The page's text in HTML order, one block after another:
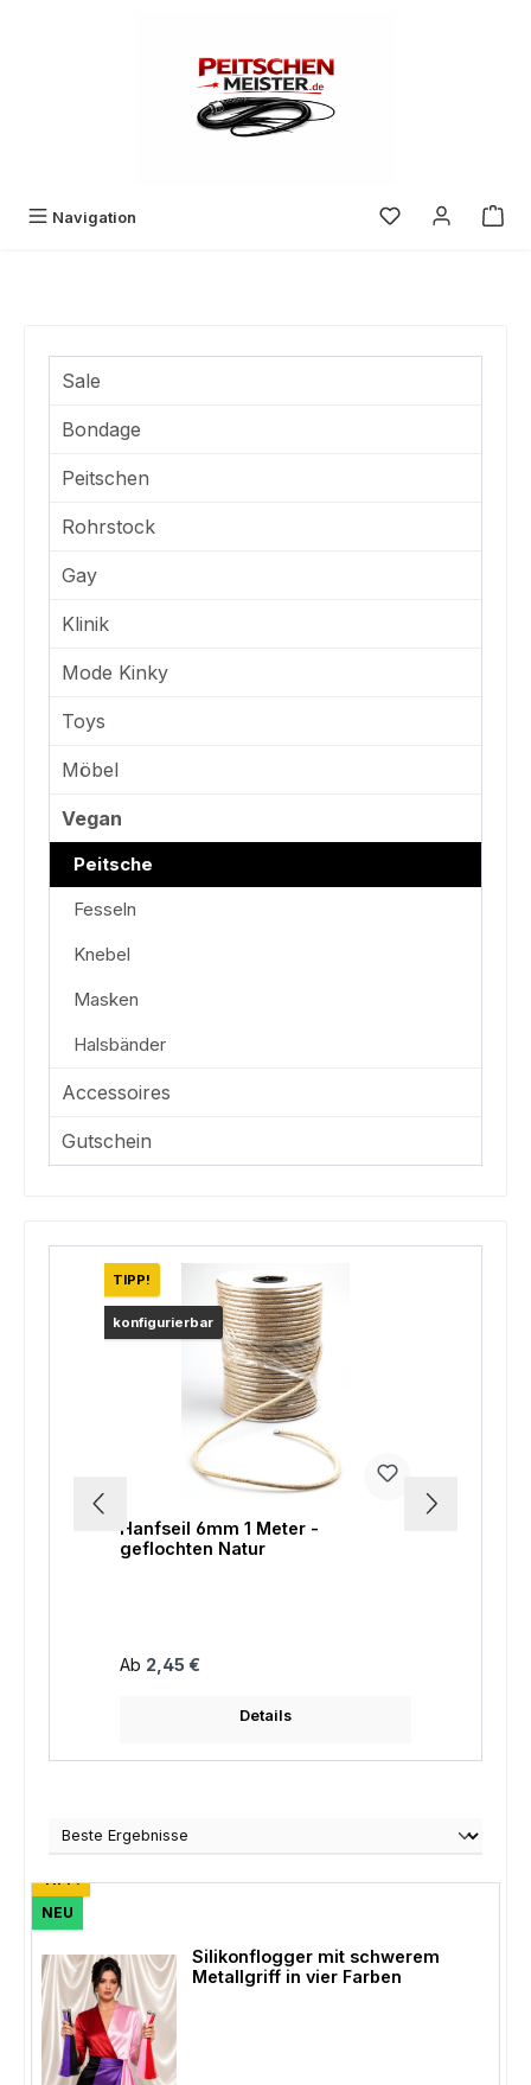
Navigation Du hast 0
Sale
Bondage
Peitschen
Rohrstock
Gay
Klinik
Mode Kinky
Toys
Möbel
Vegan
Peitsche
Fesseln
Knebel
Masken
Halsbänder
Accessoires
Gutschein
TIPP!
konfigurierbar
Hanfseil 6mm 1 Meter -
geflochten Natur
Regulärer Preis:
Ab 2,45 €
Details
TIPP!
NEU
Silikonflogger mit schwerem
Metallgriff in vier Farben